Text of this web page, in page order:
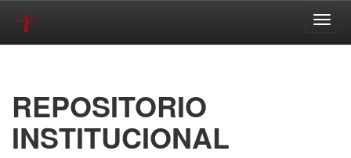
REPOSITORIO
INSTITUCIONAL